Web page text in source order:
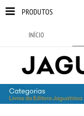
PRODUTOS
INÍCIO